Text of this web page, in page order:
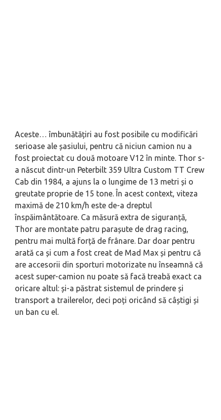
Aceste…îmbunătățiri au fost posibile cu modificări
serioase ale șasiului, pentru că niciun camion nu a
fost proiectat cu două motoare V12 în minte. Thor s-
a născut dintr-un Peterbilt 359 Ultra Custom TT Crew
Cab din 1984, a ajuns la o lungime de 13 metri și o
greutate proprie de 15 tone. În acest context, viteza
maximă de 210 km/h este de-a dreptul
înspăimântătoare. Ca măsură extra de siguranță,
Thor are montate patru parașute de drag racing,
pentru mai multă forță de frânare. Dar doar pentru
arată ca și cum a fost creat de Mad Max și pentru că
are accesorii din sporturi motorizate nu înseamnă că
acest super-camion nu poate să facă treabă exact ca
oricare altul: și-a păstrat sistemul de prindere și
transport a trailerelor, deci poți oricând să câștigi și
un ban cu el.